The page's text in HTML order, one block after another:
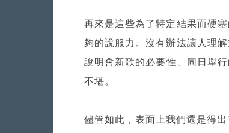
再來是這些為了特定結果而硬
夠的說服力。沒有辦法讓人理
說明會新歌的必要性、同日舉
不堪。
儘管如此，表面上我們還是得